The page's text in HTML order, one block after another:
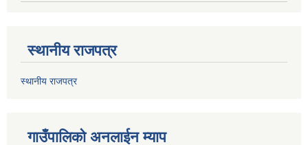
स्थानीय राजपत्र
स्थानीय राजपत्र
गाउँपालिको अनलाईन म्याप